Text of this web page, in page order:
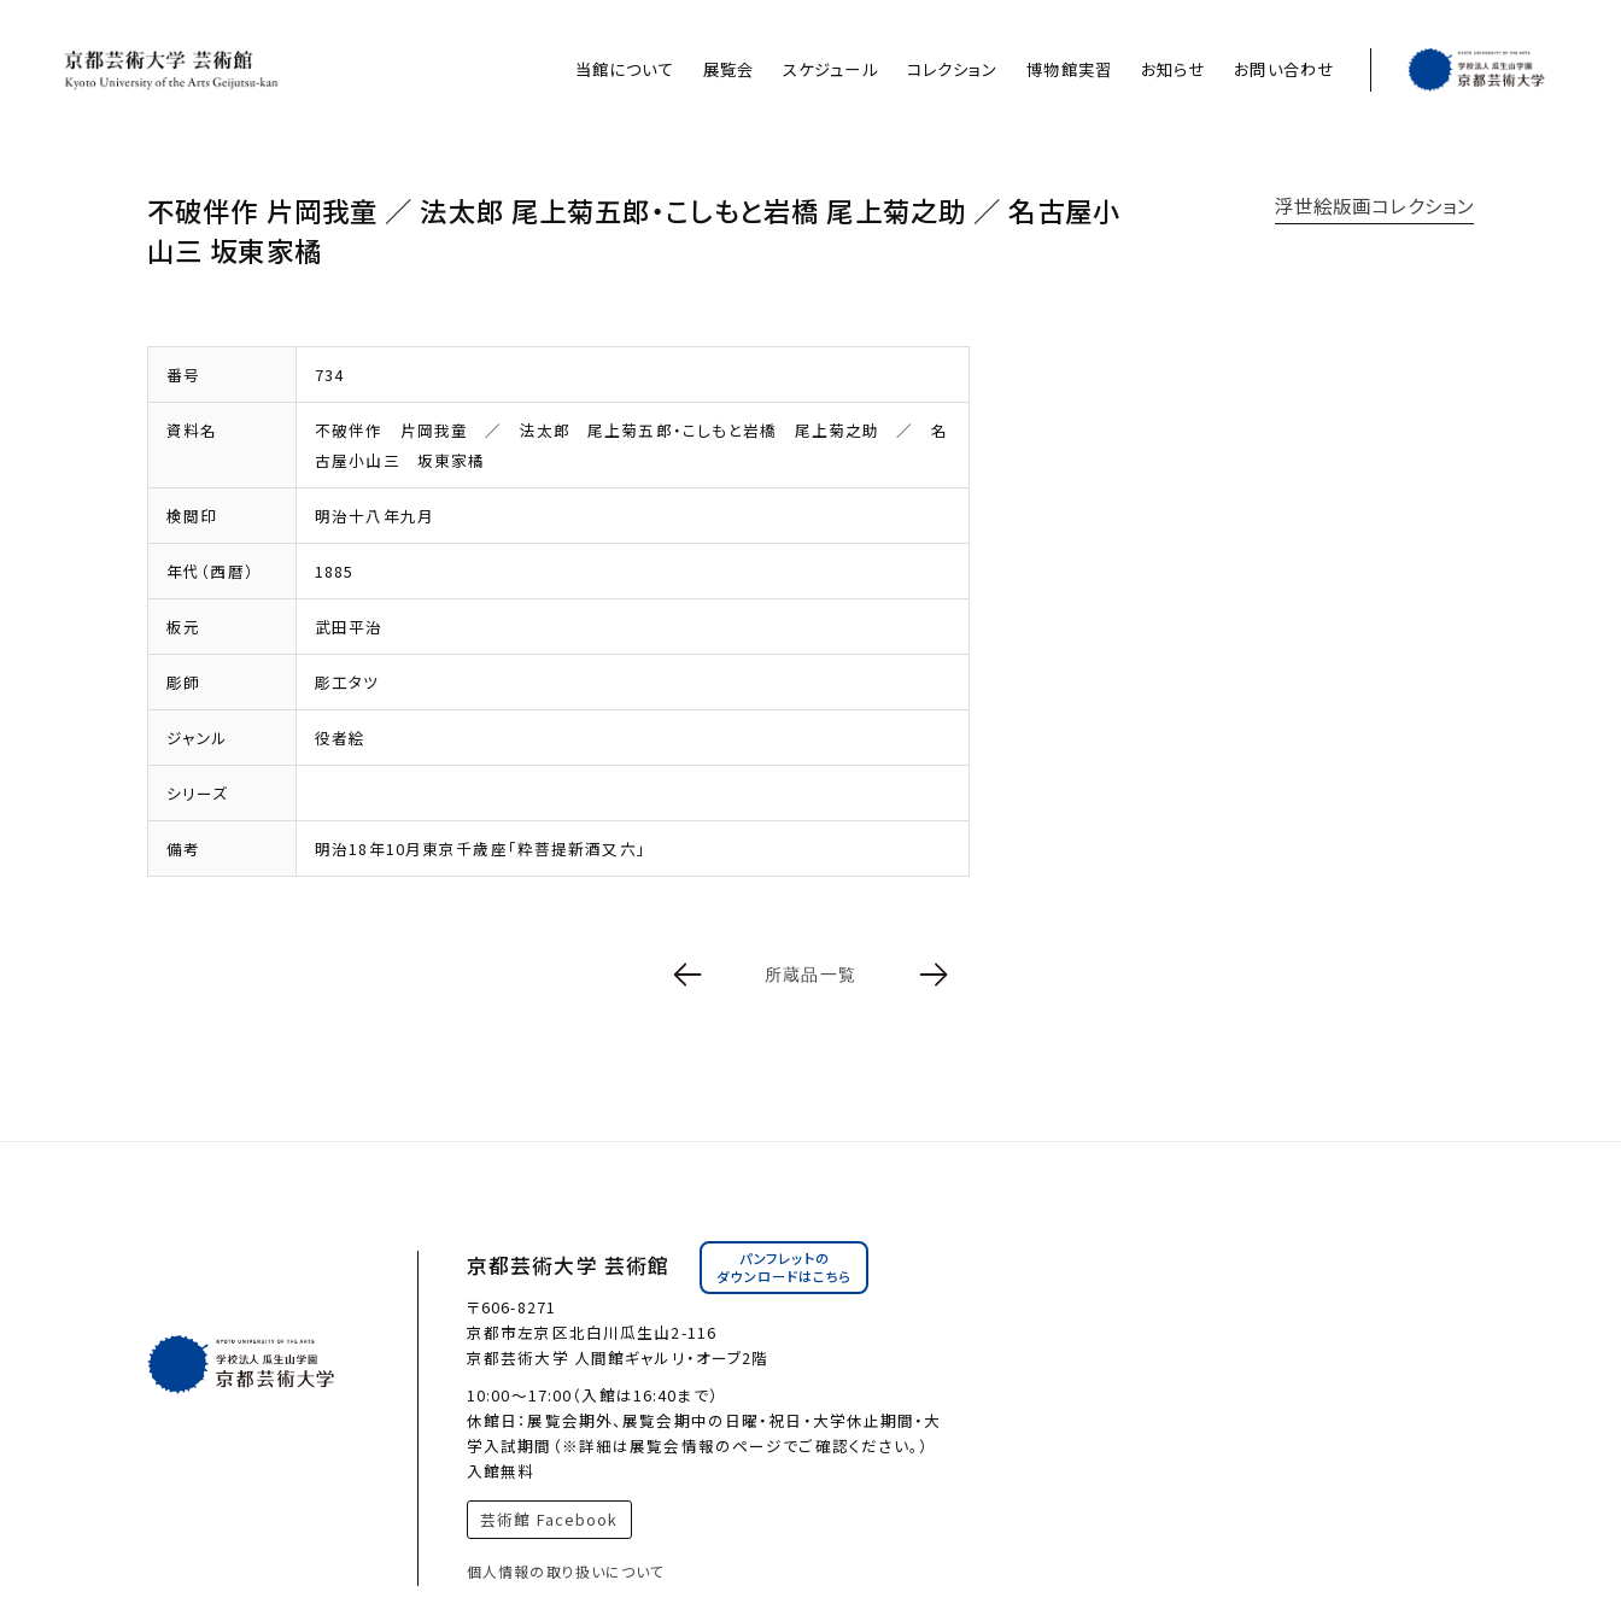
当館について 展覧会 スケジュール コレクション 博物館実習 お知らせ お問い合わせ
不破伴作 片岡我童 ／ 法太郎 尾上菊五郎・こしもと岩橋 尾上菊之助 ／ 名古屋小
山三 坂東家橘
浮世絵版画コレクション
番号 734
資料名
不破伴作 片岡我童 ／ 法太郎 尾上菊五郎・こしもと岩橋 尾上菊之助 ／ 名
古屋小山三 坂東家橘
検閲印 明治十八年九月
年代（西暦） 1885
板元 武田平治
彫師 彫工タツ
ジャンル 役者絵
シリーズ
備考 明治18年10月東京千歳座「粋菩提新酒又六」
所蔵品一覧
京都芸術大学 芸術館
パンフレットの
ダウンロードはこちら
〒606-8271
京都市左京区北白川瓜生山2-116
京都芸術大学 人間館ギャルリ・オーブ2階
10:00〜17:00（入館は16:40まで）
休館日：展覧会期外、展覧会期中の日曜・祝日・大学休止期間・大
学入試期間（※詳細は展覧会情報のページでご確認ください。）
入館無料
芸術館 Facebook
個人情報の取り扱いについて